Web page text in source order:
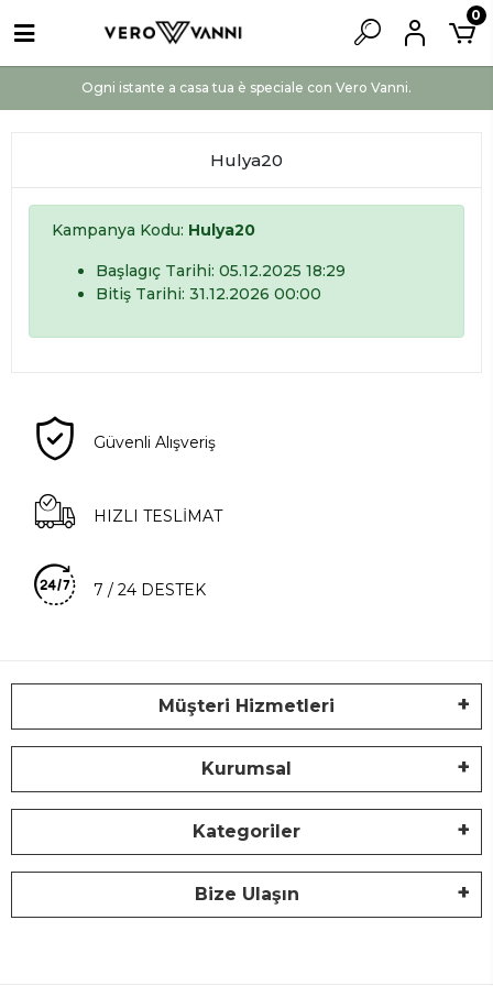
Ogni istante a casa tua è speciale con Vero Vanni.
0
Hulya20
Kampanya Kodu: Hulya20
Başlagıç Tarihi: 05.12.2025 18:29
Bitiş Tarihi: 31.12.2026 00:00
Güvenli Alışveriş
HIZLI TESLİMAT
7 / 24 DESTEK
Müşteri Hizmetleri
Kurumsal
Kategoriler
Bize Ulaşın